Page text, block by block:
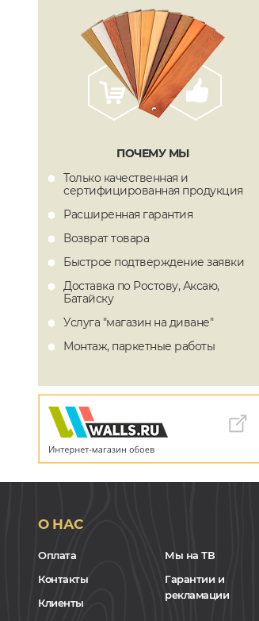
ПОЧЕМУ МЫ
Только качественная и
сертифицированная продукция
Расширенная гарантия
Возврат товара
Быстрое подтверждение заявки
Доставка по Ростову, Аксаю,
Батайску
Услуга "магазин на диване"
Монтаж, паркетные работы
О НАС
Оплата
Контакты
Клиенты
Мы на ТВ
Гарантии и
рекламации